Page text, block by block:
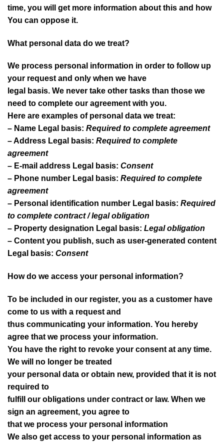
time, you will get more information about this and how
You can oppose it.
What personal data do we treat?
We process personal information in order to follow up
your request and only when we have
legal basis. We never take other tasks than those we
need to complete our agreement with you.
Here are examples of personal data we treat:
– Name Legal basis: Required to complete agreement
– Address Legal basis: Required to complete
agreement
– E-mail address Legal basis: Consent
– Phone number Legal basis: Required to complete
agreement
– Personal identification number Legal basis: Required
to complete contract / legal obligation
– Property designation Legal basis: Legal obligation
– Content you publish, such as user-generated content
Legal basis: Consent
How do we access your personal information?
To be included in our register, you as a customer have
come to us with a request and
thus communicating your information. You hereby
agree that we process your information.
You have the right to revoke your consent at any time.
We will no longer be treated
your personal data or obtain new, provided that it is not
required to
fulfill our obligations under contract or law. When we
sign an agreement, you agree to
that we process your personal information
We also get access to your personal information as